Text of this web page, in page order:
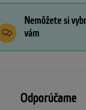
Nemôžete si
vám
Odporúčame